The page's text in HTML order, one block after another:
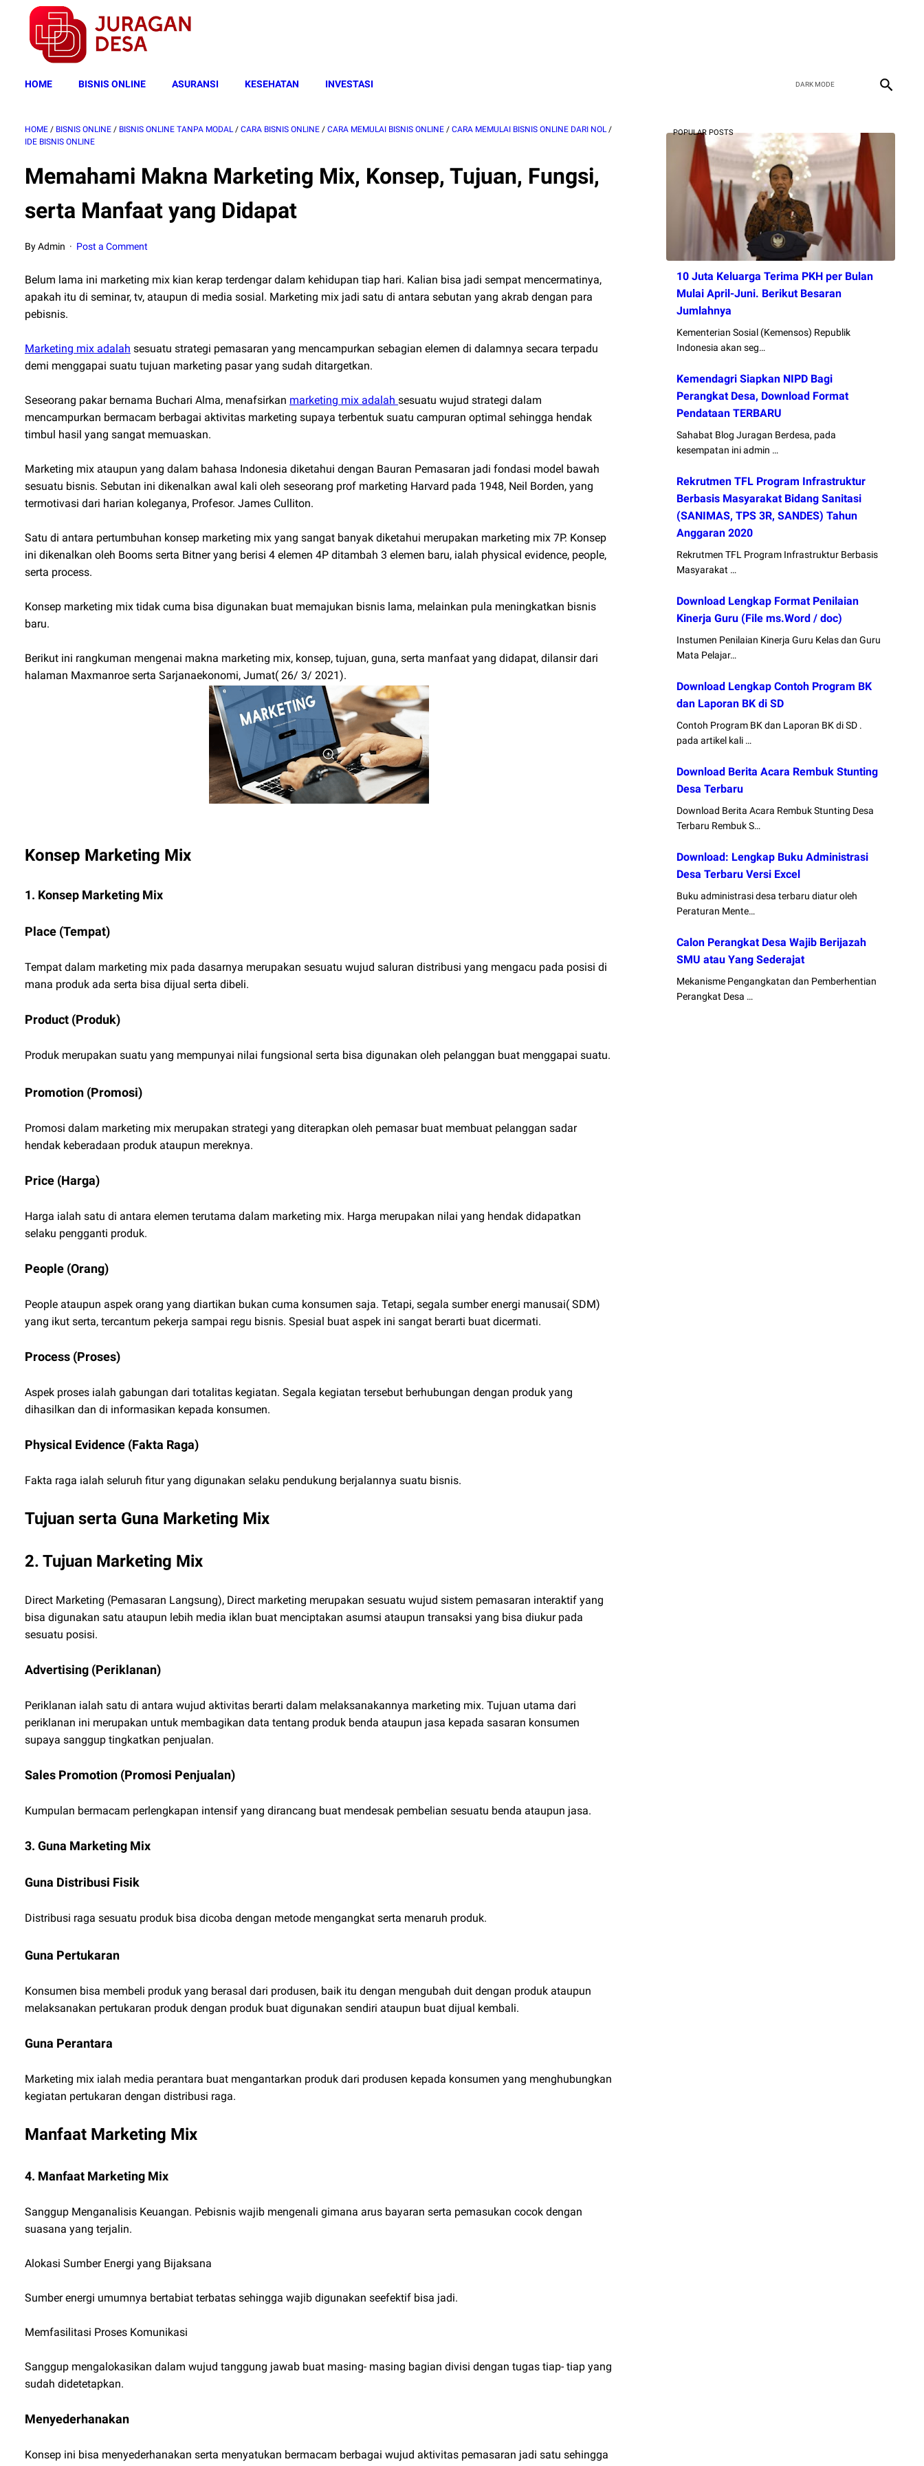
HOME BISNIS ONLINE ASURANSI KESEHATAN INVESTASI
HOME / BISNIS ONLINE / BISNIS ONLINE TANPA MODAL / CARA BISNIS ONLINE / CARA MEMULAI BISNIS ONLINE / CARA MEMULAI BISNIS ONLINE DARI NOL /
IDE BISNIS ONLINE
Memahami Makna Marketing Mix, Konsep, Tujuan, Fungsi,
serta Manfaat yang Didapat
By Admin Post a Comment
Belum lama ini marketing mix kian kerap terdengar dalam kehidupan tiap hari. Kalian bisa jadi sempat mencermatinya,
apakah itu di seminar, tv, ataupun di media sosial. Marketing mix jadi satu di antara sebutan yang akrab dengan para
pebisnis.
Marketing mix adalah sesuatu strategi pemasaran yang mencampurkan sebagian elemen di dalamnya secara terpadu
demi menggapai suatu tujuan marketing pasar yang sudah ditargetkan.
Seseorang pakar bernama Buchari Alma, menafsirkan marketing mix adalah sesuatu wujud strategi dalam
mencampurkan bermacam berbagai aktivitas marketing supaya terbentuk suatu campuran optimal sehingga hendak
timbul hasil yang sangat memuaskan.
Marketing mix ataupun yang dalam bahasa Indonesia diketahui dengan Bauran Pemasaran jadi fondasi model bawah
sesuatu bisnis. Sebutan ini dikenalkan awal kali oleh seseorang prof marketing Harvard pada 1948, Neil Borden, yang
termotivasi dari harian koleganya, Profesor. James Culliton.
Satu di antara pertumbuhan konsep marketing mix yang sangat banyak diketahui merupakan marketing mix 7P. Konsep
ini dikenalkan oleh Booms serta Bitner yang berisi 4 elemen 4P ditambah 3 elemen baru, ialah physical evidence, people,
serta process.
Konsep marketing mix tidak cuma bisa digunakan buat memajukan bisnis lama, melainkan pula meningkatkan bisnis
baru.
Berikut ini rangkuman mengenai makna marketing mix, konsep, tujuan, guna, serta manfaat yang didapat, dilansir dari
halaman Maxmanroe serta Sarjanaekonomi, Jumat( 26/ 3/ 2021).
Konsep Marketing Mix
1. Konsep Marketing Mix
Place (Tempat)
Tempat dalam marketing mix pada dasarnya merupakan sesuatu wujud saluran distribusi yang mengacu pada posisi di
mana produk ada serta bisa dijual serta dibeli.
Product (Produk)
Produk merupakan suatu yang mempunyai nilai fungsional serta bisa digunakan oleh pelanggan buat menggapai suatu.
Promotion (Promosi)
Promosi dalam marketing mix merupakan strategi yang diterapkan oleh pemasar buat membuat pelanggan sadar
hendak keberadaan produk ataupun mereknya.
Price (Harga)
Harga ialah satu di antara elemen terutama dalam marketing mix. Harga merupakan nilai yang hendak didapatkan
selaku pengganti produk.
People (Orang)
People ataupun aspek orang yang diartikan bukan cuma konsumen saja. Tetapi, segala sumber energi manusai( SDM)
yang ikut serta, tercantum pekerja sampai regu bisnis. Spesial buat aspek ini sangat berarti buat dicermati.
Process (Proses)
Aspek proses ialah gabungan dari totalitas kegiatan. Segala kegiatan tersebut berhubungan dengan produk yang
dihasilkan dan di informasikan kepada konsumen.
Physical Evidence (Fakta Raga)
Fakta raga ialah seluruh fitur yang digunakan selaku pendukung berjalannya suatu bisnis.
Tujuan serta Guna Marketing Mix
2. Tujuan Marketing Mix
Direct Marketing (Pemasaran Langsung), Direct marketing merupakan sesuatu wujud sistem pemasaran interaktif yang
bisa digunakan satu ataupun lebih media iklan buat menciptakan asumsi ataupun transaksi yang bisa diukur pada
sesuatu posisi.
Advertising (Periklanan)
Periklanan ialah satu di antara wujud aktivitas berarti dalam melaksanakannya marketing mix. Tujuan utama dari
periklanan ini merupakan untuk membagikan data tentang produk benda ataupun jasa kepada sasaran konsumen
supaya sanggup tingkatkan penjualan.
Sales Promotion (Promosi Penjualan)
Kumpulan bermacam perlengkapan intensif yang dirancang buat mendesak pembelian sesuatu benda ataupun jasa.
3. Guna Marketing Mix
Guna Distribusi Fisik
Distribusi raga sesuatu produk bisa dicoba dengan metode mengangkat serta menaruh produk.
Guna Pertukaran
Konsumen bisa membeli produk yang berasal dari produsen, baik itu dengan mengubah duit dengan produk ataupun
melaksanakan pertukaran produk dengan produk buat digunakan sendiri ataupun buat dijual kembali.
Guna Perantara
Marketing mix ialah media perantara buat mengantarkan produk dari produsen kepada konsumen yang menghubungkan
kegiatan pertukaran dengan distribusi raga.
Manfaat Marketing Mix
4. Manfaat Marketing Mix
Sanggup Menganalisis Keuangan. Pebisnis wajib mengenali gimana arus bayaran serta pemasukan cocok dengan
suasana yang terjalin.
Alokasi Sumber Energi yang Bijaksana
Sumber energi umumnya bertabiat terbatas sehingga wajib digunakan seefektif bisa jadi.
Memfasilitasi Proses Komunikasi
Sanggup mengalokasikan dalam wujud tanggung jawab buat masing- masing bagian divisi dengan tugas tiap- tiap yang
sudah didetetapkan.
Menyederhanakan
Konsep ini bisa menyederhanakan serta menyatukan bermacam berbagai wujud aktivitas pemasaran jadi satu sehingga
POPULAR POSTS
10 Juta Keluarga Terima PKH per Bulan
Mulai April-Juni. Berikut Besaran
Jumlahnya
Kementerian Sosial (Kemensos) Republik
Indonesia akan seg…
Kemendagri Siapkan NIPD Bagi
Perangkat Desa, Download Format
Pendataan TERBARU
Sahabat Blog Juragan Berdesa, pada
kesempatan ini admin …
Rekrutmen TFL Program Infrastruktur
Berbasis Masyarakat Bidang Sanitasi
(SANIMAS, TPS 3R, SANDES) Tahun
Anggaran 2020
Rekrutmen TFL Program Infrastruktur Berbasis
Masyarakat …
Download Lengkap Format Penilaian
Kinerja Guru (File ms.Word / doc)
Instumen Penilaian Kinerja Guru Kelas dan Guru
Mata Pelajar…
Download Lengkap Contoh Program BK
dan Laporan BK di SD
Contoh Program BK dan Laporan BK di SD .
pada artikel kali …
Download Berita Acara Rembuk Stunting
Desa Terbaru
Download Berita Acara Rembuk Stunting Desa
Terbaru Rembuk S…
Download: Lengkap Buku Administrasi
Desa Terbaru Versi Excel
Buku administrasi desa terbaru diatur oleh
Peraturan Mente…
Calon Perangkat Desa Wajib Berijazah
SMU atau Yang Sederajat
Mekanisme Pengangkatan dan Pemberhentian
Perangkat Desa …